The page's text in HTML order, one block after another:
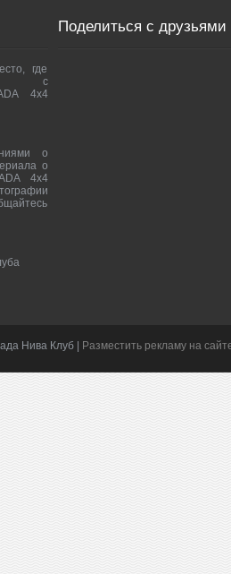
где
с
4x4
о
о
4x4
Поделиться с друзьями
Нива Клуб | Разместить рекламу на